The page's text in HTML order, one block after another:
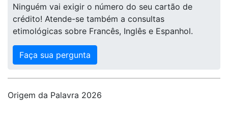
Ninguém vai exigir o número do seu cartão de
crédito! Atende-se também a consultas
etimológicas sobre Francês, Inglês e Espanhol.
Faça sua pergunta
Origem da Palavra 2026